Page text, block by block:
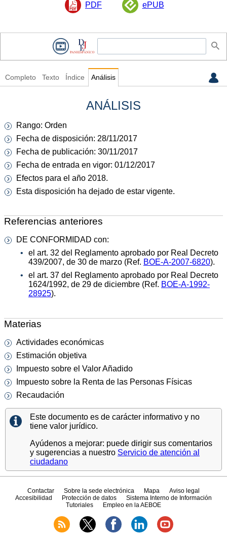
PDF ePUB
Completo Texto Índice Análisis
ANÁLISIS
Rango: Orden
Fecha de disposición: 28/11/2017
Fecha de publicación: 30/11/2017
Fecha de entrada en vigor: 01/12/2017
Efectos para el año 2018.
Esta disposición ha dejado de estar vigente.
Referencias anteriores
DE CONFORMIDAD con:
el art. 32 del Reglamento aprobado por Real Decreto
439/2007, de 30 de marzo (Ref. BOE-A-2007-6820).
el art. 37 del Reglamento aprobado por Real Decreto
1624/1992, de 29 de diciembre (Ref. BOE-A-1992-
28925).
Materias
Actividades económicas
Estimación objetiva
Impuesto sobre el Valor Añadido
Impuesto sobre la Renta de las Personas Físicas
Recaudación
Este documento es de carácter informativo y no
tiene valor jurídico.
Ayúdenos a mejorar: puede dirigir sus comentarios
y sugerencias a nuestro Servicio de atención al
ciudadano
Contactar Sobre la sede electrónica Mapa
Aviso legal
Accesibilidad
Protección de datos
Sistema Interno de Información
Tutoriales
Empleo en la AEBOE